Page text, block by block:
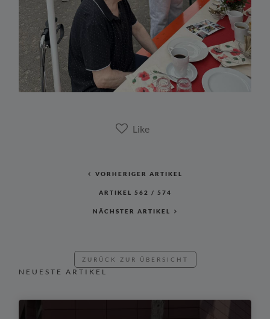
VORHERIGER ARTIKEL
ARTIKEL 562 / 574
NÄCHSTER ARTIKEL
ZURÜCK ZUR ÜBERSICHT
NEUESTE ARTIKEL